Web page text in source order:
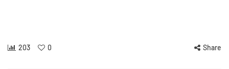
203 0 Share